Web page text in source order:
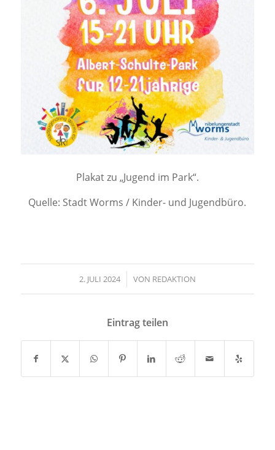
Plakat zu „Jugend im Park“.
Quelle: Stadt Worms / Kinder- und Jugendbüro.
2. JULI 2024
/ VON REDAKTION
Eintrag teilen